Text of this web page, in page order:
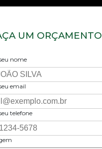
UM ORÇAMENTO
nome
email
telefone